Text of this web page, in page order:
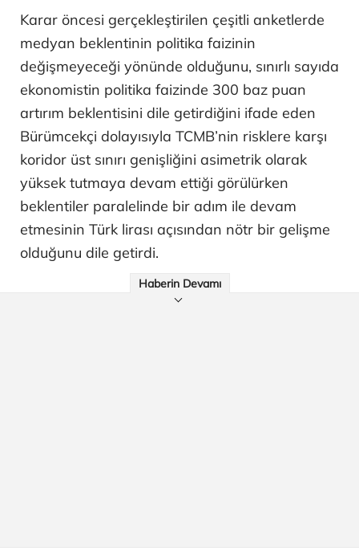
Karar öncesi gerçekleştirilen çeşitli anketlerde
medyan beklentinin politika faizinin
değişmeyeceği yönünde olduğunu, sınırlı sayıda
ekonomistin politika faizinde 300 baz puan
artırım beklentisini dile getirdiğini ifade eden
Bürümcekçi dolayısıyla TCMB’nin risklere karşı
koridor üst sınırı genişliğini asimetrik olarak
yüksek tutmaya devam ettiği görülürken
beklentiler paralelinde bir adım ile devam
etmesinin Türk lirası açısından nötr bir gelişme
olduğunu dile getirdi.
Haberin Devamı